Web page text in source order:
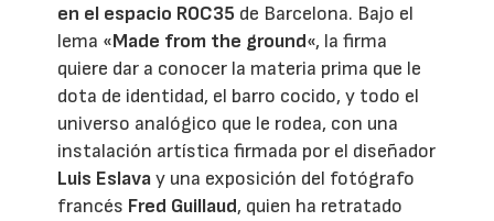
en el espacio ROC35 de Barcelona. Bajo el
lema «Made from the ground«, la firma
quiere dar a conocer la materia prima que le
dota de identidad, el barro cocido, y todo el
universo analógico que le rodea, con una
instalación artística firmada por el diseñador
Luis Eslavay una exposición del fotógrafo
francés Fred Guillaud, quien ha retratado